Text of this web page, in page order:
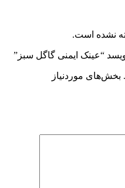
نشده است.
“عینک ایمنی گاگل سبز”
بخش‌های موردنیاز